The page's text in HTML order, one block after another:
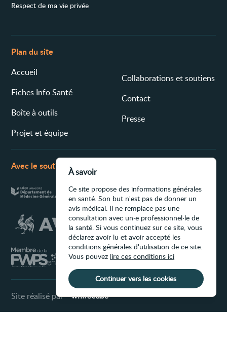
Respect de ma vie privée
Plan du site
Accueil
Fiches Info Santé
Boîte à outils
Projet et équipe
Collaborations et soutiens
Contact
Presse
Avec le soutien de
Site réalisé par
À savoir
Ce site propose des informations générales
en santé. Son but n'est pas de donner un
avis médical. Il ne remplace pas une
consultation avec un·e professionnel·le de
la santé. Si vous continuez sur ce site, vous
déclarez avoir lu et avoir accepté les
conditions générales d'utilisation de ce site.
Vous pouvez lire ces conditions ici
Continuer vers les cookies